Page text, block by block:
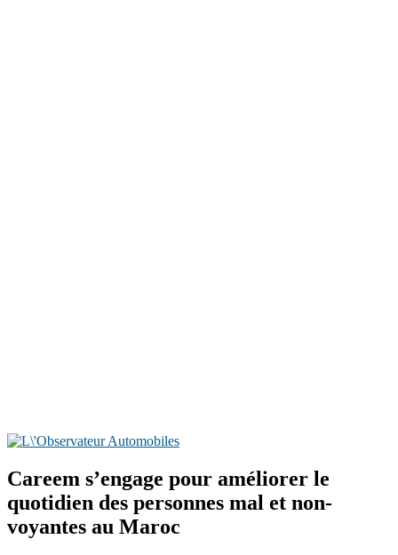
Careem s’engage pour améliorer le
quotidien des personnes mal et non-
voyantes au Maroc